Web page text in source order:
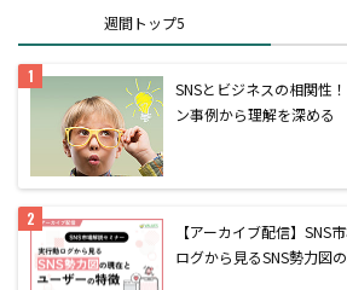
週間トップ5
SNSとビジネスの相関性
ン事例から理解を深める
【アーカイブ配信】SNS
ログから見るSNS勢力図